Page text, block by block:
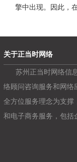
擎中出现。因此，
关于正当时网络
苏州正当时网络信
络顾问咨询服务和网络
全方位服务理念为支撑
和电子商务服务，包括